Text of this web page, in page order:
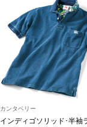
アクセサリー
カンタベリー
インディゴソリッド･半袖